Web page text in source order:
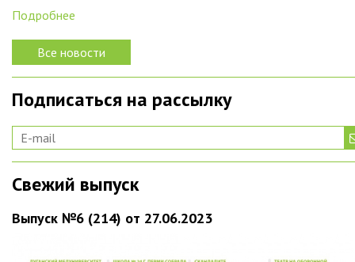
Подробнее
Все новости
Подписаться на рассылку
Свежий выпуск
Выпуск №6 (214) от 27.06.2023